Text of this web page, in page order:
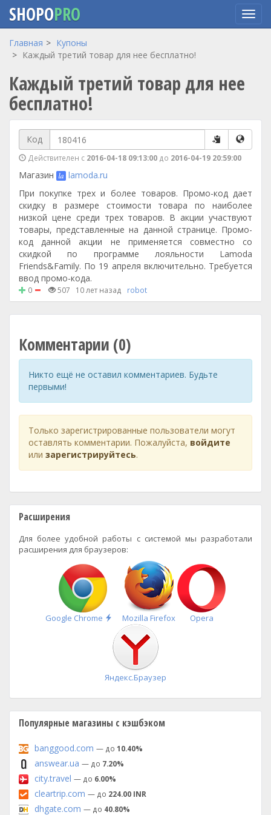
Перейти
содержанию
SHOPOPRO
Главная
Купоны
Каждый третий товар для нее бесплатно!
Каждый третий товар для нее
бесплатно!
Код
Действителен с 2016-04-18 09:13:00 до 2016-04-19 20:59:00
Магазин
lamoda.ru
При покупке трех и более товаров. Промо-код дает
скидку в размере стоимости товара по наиболее
низкой цене среди трех товаров. В акции участвуют
товары, представленные на данной странице. Промо-
код данной акции не применяется совместно со
скидкой по программе лояльности Lamoda
Friends&Family. По 19 апреля включительно. Требуется
ввод промо-кода.
0 507 10 лет назад robot
Комментарии (0)
Никто ещё не оставил комментариев. Будьте
первыми!
Только зарегистрированные пользователи могут
оставлять комментарии. Пожалуйста, войдите
или зарегистрируйтесь.
Расширения
Для более удобной работы с системой мы разработали
расширения для браузеров:
Google Chrome
Быстрая
установка
Mozilla Firefox Opera
Яндекс.Браузер
Популярные магазины с кэшбэком
banggood.com — до 10.40%
answear.ua — до 7.20%
city.travel — до 6.00%
cleartrip.com — до 224.00 INR
dhgate.com — до 40.80%